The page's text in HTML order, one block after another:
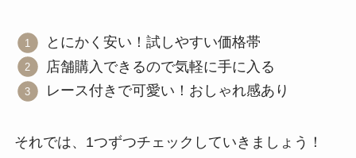
とにかく安い！試しやすい価格帯
店舗購入できるので気軽に手に入る
レース付きで可愛い！おしゃれ感あり
それでは、1つずつチェックしていきましょう！